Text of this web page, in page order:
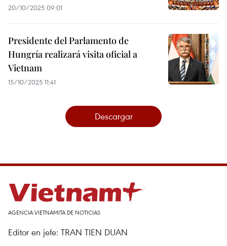
20/10/2025 09:01
Presidente del Parlamento de
Hungría realizará visita oficial a
Vietnam
15/10/2025 11:41
Descargar
AGENCIA VIETNAMITA DE NOTICIAS
Editor en jefe: TRAN TIEN DUAN